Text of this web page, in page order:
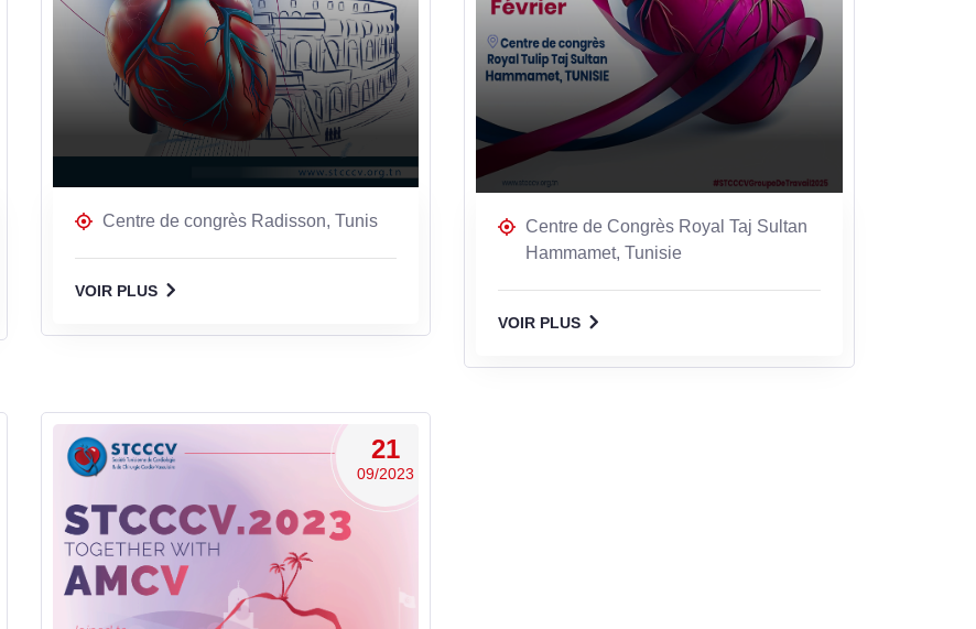
Centre de congrès Radisson, Tunis
VOIR PLUS
Centre de Congrès Royal Taj Sultan
Hammamet, Tunisie
VOIR PLUS
21
09/2023